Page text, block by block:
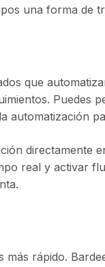
una forma de
que
Puedes
automatización
directamente
real y activar
rápido.